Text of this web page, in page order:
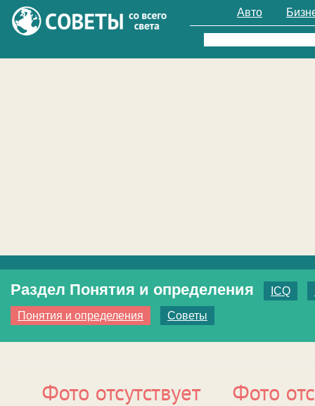
Авто
Найти:
Раздел Понятия и определения ICQ
Понятия и определения Советы